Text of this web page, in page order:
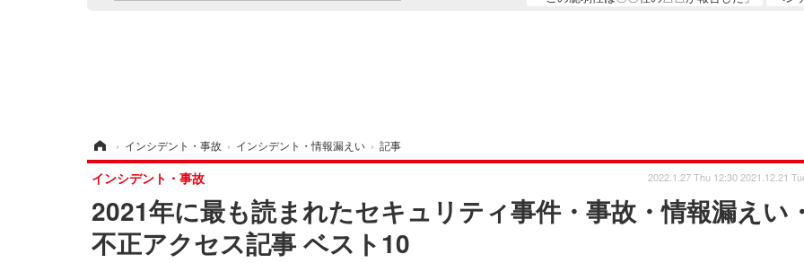
› インシデント・事故 › インシデント・情報漏えい › 記事
2021年に最も読まれたセキュリティ事件・事故・情報漏えい・
不正アクセス記事 ベスト10
インシデント・事故 2022.1.27 Thu 12:30 2021.12.21